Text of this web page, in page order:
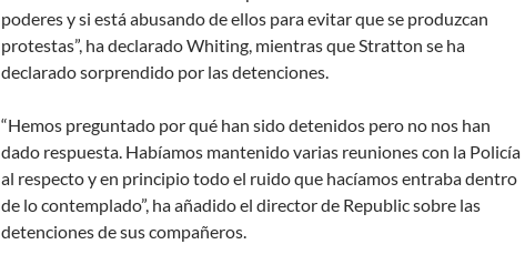
poderes y si está abusando de ellos para evitar que se produzcan
protestas”, ha declarado Whiting, mientras que Stratton se ha
declarado sorprendido por las detenciones.
“Hemos preguntado por qué han sido detenidos pero no nos han
dado respuesta. Habíamos mantenido varias reuniones con la Policía
al respecto y en principio todo el ruido que hacíamos entraba dentro
de lo contemplado”, ha añadido el director de Republic sobre las
detenciones de sus compañeros.